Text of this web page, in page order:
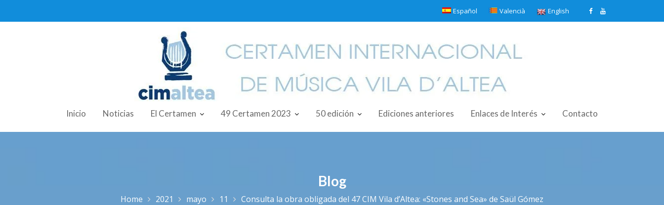
Español Valencià English
Inicio Noticias El Certamen 49 Certamen 2023 50 edición Ediciones anteriores Enlaces de Interés Contacto
Blog
Home 2021 mayo 11 Consulta la obra obligada del 47 CIM Vila d’Altea: «Stones and Sea» de Saül Gómez